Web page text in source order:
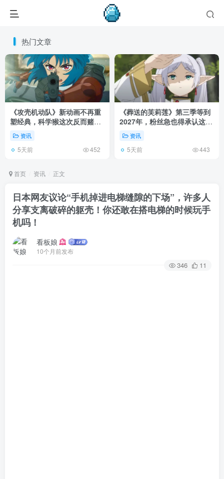
热门文章
《攻壳机动队》新动画不再重
塑经典，科学猴这次反而赌对
了！资讯
5天前 452
《葬送的芙莉莲》第三季等到
2027年，粉丝急也得承认这次
慢得有道理！
资讯
5天前 443
首页 资讯 正文
日本网友议论“手机掉进电梯缝隙的下场”，许多人
分享支离破碎的躯壳！你还敢在搭电梯的时候玩手
机吗！
看板娘
10个月前发布
346 11